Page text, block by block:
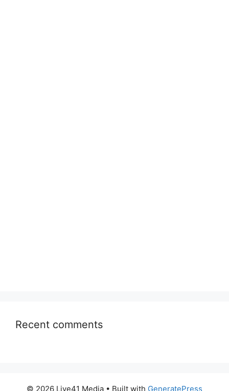
Recent comments
© 2026 Live41 Media • Built with GeneratePress